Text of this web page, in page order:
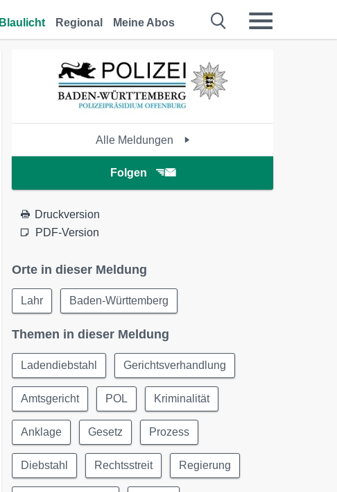
Blaulicht Regional Meine Abos
Alle Meldungen
Folgen
Druckversion
PDF-Version
Orte in dieser Meldung
Lahr Baden-Württemberg
Themen in dieser Meldung
Ladendiebstahl Gerichtsverhandlung
Amtsgericht POL Kriminalität
Anklage Gesetz Prozess
Diebstahl Rechtsstreit Regierung